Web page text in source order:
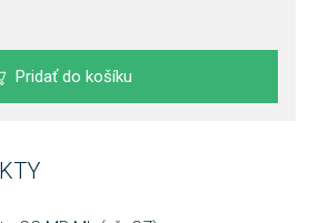
Pridať do košíku